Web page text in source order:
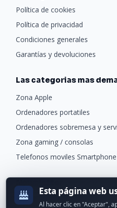
Política de cookies
Política de privacidad
Condiciones generales
Garantías y devoluciones
Las categorias mas
Zona Apple
Ordenadores portatiles
Ordenadores sobremesa y
Zona gaming / consolas
Telefonos moviles Smartphone
Recibe ofertas exclusivas y
Esta página web
Al hacer clic en "Aceptar",